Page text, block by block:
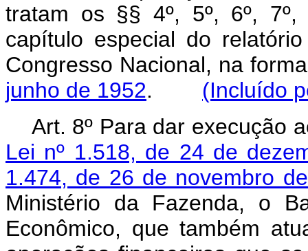
tratam os §§ 4º, 5º, 6º,
capítulo especial do
Congresso Nacional, na
junho de 1952. (Incluído
Art. 8º Para dar execução
Lei nº 1.518, de 24 de
1.474, de 26 de novembro
Ministério da Fazenda, o
Econômico, que também